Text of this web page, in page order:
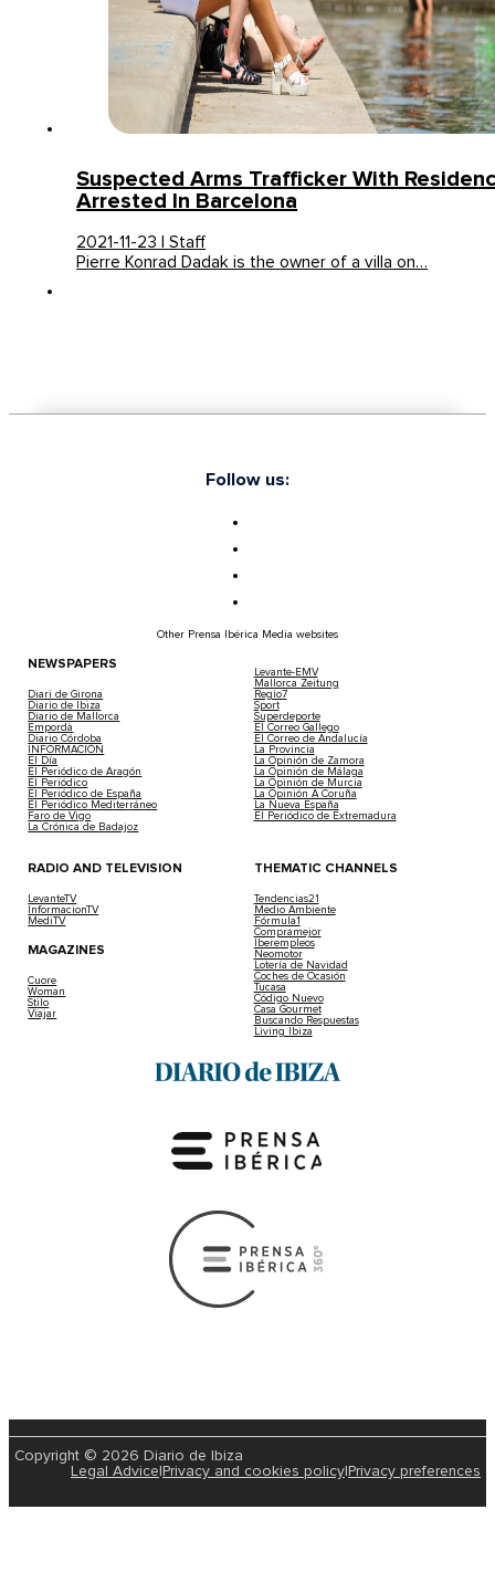
Suspected Arms Trafficker With
Arrested In Barcelona
2021-11-23 | Staff
Pierre Konrad Dadak is the owner of a villa on…
Follow us:
Other Prensa Ibérica Media websites
NEWSPAPERS
Diari de Girona
Diario de Ibiza
Diario de Mallorca
Empordà
Diario Córdoba
INFORMACIÓN
El Día
El Periódico de Aragón
El Periódico
El Periódico de España
El Periódico Mediterráneo
Faro de Vigo
La Crónica de Badajoz
Levante-EMV
Mallorca Zeitung
Regio7
Sport
Superdeporte
El Correo Gallego
El Correo de Andalucía
La Provincia
La Opinión de Zamora
La Opinión de Málaga
La Opinión de Murcia
La Opinión A Coruña
La Nueva España
El Periódico de Extremadura
RADIO AND TELEVISION
LevanteTV
InformacionTV
MediTV
MAGAZINES
Cuore
Woman
Stilo
Viajar
THEMATIC CHANNELS
Tendencias21
Medio Ambiente
Fórmula1
Compramejor
Iberempleos
Neomotor
Lotería de Navidad
Coches de Ocasión
Tucasa
Código Nuevo
Casa Gourmet
Buscando Respuestas
Living Ibiza
Copyright © 2026 Diario de Ibiza
Legal Advice Privacy and cookies policy Privacy preferences